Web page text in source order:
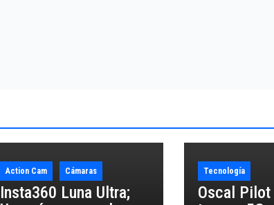
Action Cam Cámaras
Insta360 Luna Ultra;
Tecnología
Oscal Pilot